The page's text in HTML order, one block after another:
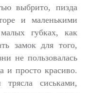
выбрито, пизда
и маленькими
губках, как
замок для того,
не пользовалась
и просто красиво.
трясла сиськами,